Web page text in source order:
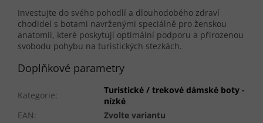
Investujte do svého pohodlí a dlouhodobého zdraví
chodidel s botami navrženými speciálně pro ženskou
anatomii, které poskytují optimální podporu a přirozenou
svobodu pohybu na turistických stezkách.
Doplňkové parametry
Kategorie:
Turistické / trekové dámské boty -
nízké
EAN:
Zvolte variantu